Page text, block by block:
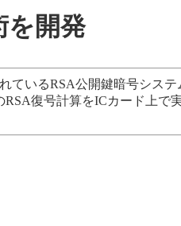
を開発
ているRSA公開鍵暗号システ
復号計算をICカード上で